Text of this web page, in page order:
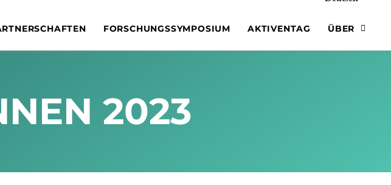
FORSCHUNGSSYMPOSIUM AKTIVENTAG ÜBER
2023